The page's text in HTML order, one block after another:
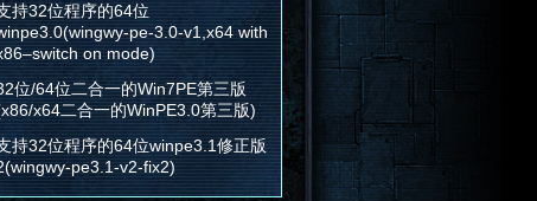
持32位程序的64位
pe-3.0-v1,x64 with
on mode)
位/64位二合一的Win7PE第三版
x64二合一的WinPE3.0第三版)
持32位程序的64位winpe3.1修正版
pe3.1-v2-fix2)